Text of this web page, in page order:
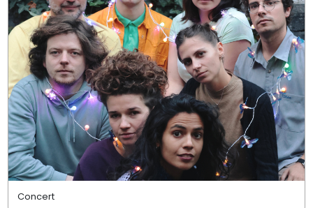
Concert